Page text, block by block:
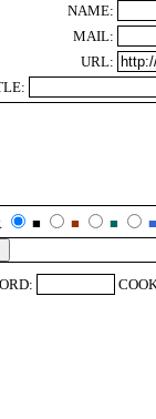
NAME:
MAIL:
URL:
■ ■ ■
■